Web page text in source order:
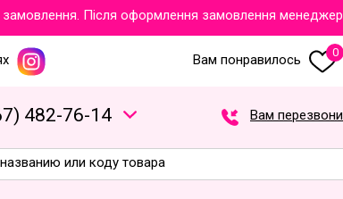
Після оформлення замовлення менеджери
Вам понравилось 0
7) 482-76-1 4 Вам